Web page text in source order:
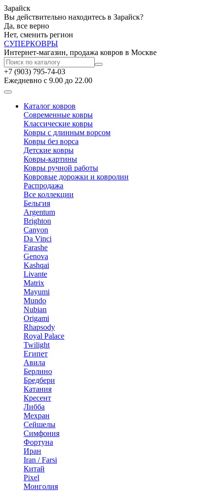
Зарайск
Вы действительно находитесь в Зарайск?
Да, все верно
Нет, сменить регион
СУПЕРКОВРЫ
Интернет-магазин, продажа ковров в Москве
+7 (903) 795-74-03
Ежедневно с 9.00 до 22.00
Каталог ковров
Современные ковры
Классические ковры
Ковры с длинным ворсом
Ковры без ворса
Детские ковры
Ковры-картины
Ковры ручной работы
Ковровые дорожки и ковролин
Распродажа
Все коллекции
Бельгия
Argentum
Brighton
Canyon
Da Vinci
Farashe
Genova
Kashqai
Livante
Matrix
Mayumi
Mundo
Nubian
Origami
Rhapsody
Royal Palace
Twilight
Египет
Авила
Берлино
Бредбери
Катания
Кресент
Либба
Мехран
Сейшелы
Симфония
Фортуна
Иран
Iran / Farsi
Китай
Pixel
Монголия